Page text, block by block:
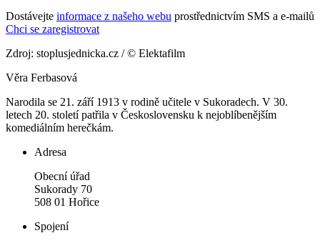
Dostávejte informace z našeho webu prostřednictvím SMS a e-mailů
Chci se zaregistrovat
Zdroj: stoplusjednicka.cz / © Elektafilm
Věra Ferbasová
Narodila se 21. září 1913 v rodině učitele v Sukoradech. V 30.
letech 20. století patřila v Československu k nejoblíbenějším
komediálním herečkám.
Adresa
Obecní úřad
Sukorady 70
508 01 Hořice
Spojení